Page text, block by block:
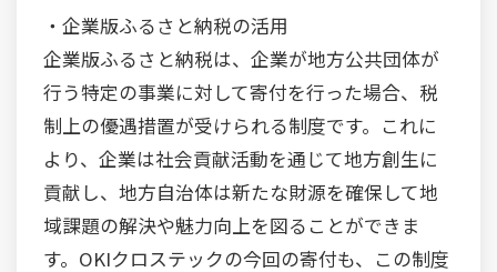
・企業版ふるさと納税の活用
企業版ふるさと納税は、企業が地方公共団体が
行う特定の事業に対して寄付を行った場合、税
制上の優遇措置が受けられる制度です。これに
より、企業は社会貢献活動を通じて地方創生に
貢献し、地方自治体は新たな財源を確保して地
域課題の解決や魅力向上を図ることができま
す。OKIクロステックの今回の寄付も、この制度